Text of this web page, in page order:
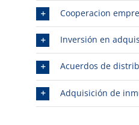
Cooperacion
Inversión en
Acuerdos de
Adquisición de